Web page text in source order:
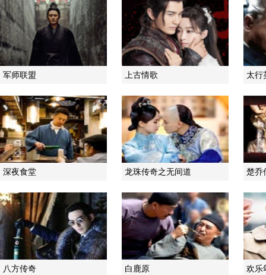
军师联盟 上古情歌 太行
深夜食堂 龙珠传奇之无间道 楚乔
八方传奇 白鹿原 欢乐